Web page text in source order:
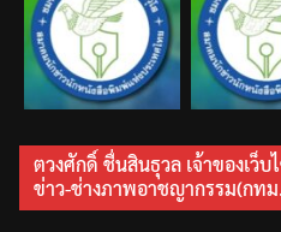
ตวงศักดิ์ ชื่นสินธุวล เจ้าของเว็
ข่าว-ช่างภาพอาชญากรรม(กท